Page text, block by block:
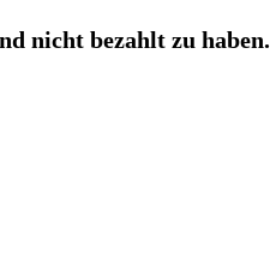
nicht bezahlt zu haben.